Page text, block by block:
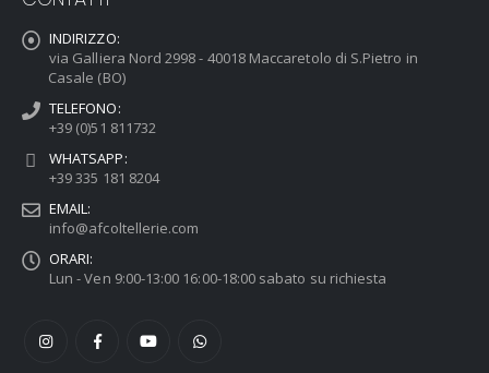
INDIRIZZO:
via Galliera Nord 2998 - 40018 Maccaretolo di S.Pietro in
Casale (BO)
TELEFONO:
+39 (0)51 811732
WHATSAPP:
+39 335 181 8204
EMAIL:
info@afcoltellerie.com
ORARI:
Lun - Ven 9:00-13:00 16:00-18:00 sabato su richiesta